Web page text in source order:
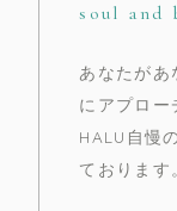
soul and
あなたがあ
にアプロー
HALU自慢
ております